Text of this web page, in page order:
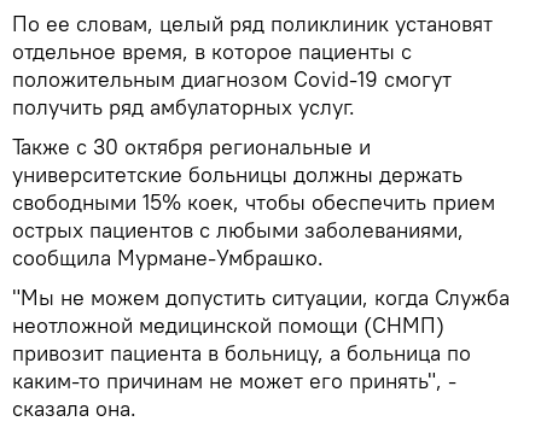
По ее словам, целый ряд поликлиник установят
отдельное время, в которое пациенты с
положительным диагнозом Covid-19 смогут
получить ряд амбулаторных услуг.
Также с 30 октября региональные и
университетские больницы должны держать
свободными 15% коек, чтобы обеспечить прием
острых пациентов с любыми заболеваниями,
сообщила Мурмане-Умбрашко.
"Мы не можем допустить ситуации, когда Служба
неотложной медицинской помощи (СНМП)
привозит пациента в больницу, а больница по
каким-то причинам не может его принять", -
сказала она.